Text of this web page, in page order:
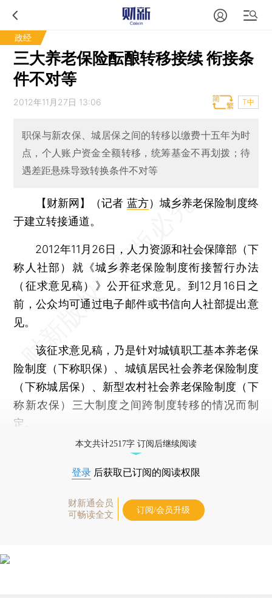
政经
三大养老保险酝酿转移接续 衔接条
件不对等
2012年11月27日 13:06 T中
职保与新农保、城居保之间的转移以缴费十五年为时
点，个人账户资金全额转移，统筹基金不再划拨；待
遇差距悬殊导致转换条件不对等
【财新网】（记者 蓝方） 城乡养老保险制度终
于建立转接通道。
2012年11月26日，人力资源和社会保障部（下
称人社部）就《城乡养老保险制度衔接暂行办法
（征求意见稿）》公开征求意见。到12月16日之
前，公众均可通过电子邮件或书信向人社部提出意
见。
该征求意见稿，乃是针对城镇职工基本养老保
险制度（下称职保）、城镇居民社会养老保险制度
（下称城居保）、新型农村社会养老保险制度（下
称新农保）三大制度之间跨制度转移的情况而制
定。
本文共计2517字 订阅后继续阅读
登录 后获取已订阅的阅读权限
财新通会员
可畅读全文
订阅/会员升级